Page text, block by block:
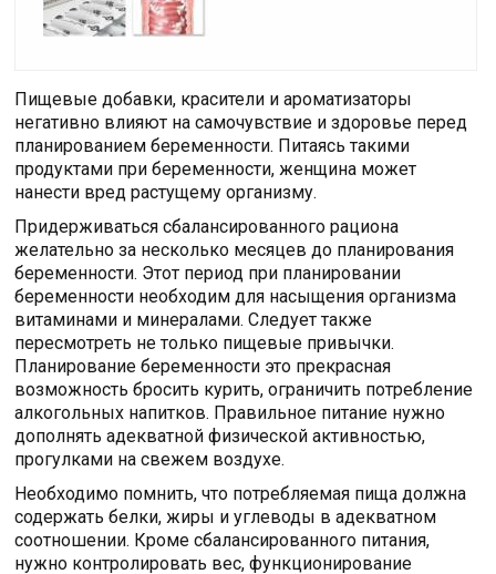
Пищевые добавки, красители и ароматизаторы
негативно влияют на самочувствие и здоровье перед
планированием беременности. Питаясь такими
продуктами при беременности, женщина может
нанести вред растущему организму.
Придерживаться сбалансированного рациона
желательно за несколько месяцев до планирования
беременности. Этот период при планировании
беременности необходим для насыщения организма
витаминами и минералами. Следует также
пересмотреть не только пищевые привычки.
Планирование беременности это прекрасная
возможность бросить курить, ограничить потребление
алкогольных напитков. Правильное питание нужно
дополнять адекватной физической активностью,
прогулками на свежем воздухе.
Необходимо помнить, что потребляемая пища должна
содержать белки, жиры и углеводы в адекватном
соотношении. Кроме сбалансированного питания,
нужно контролировать вес, функционирование